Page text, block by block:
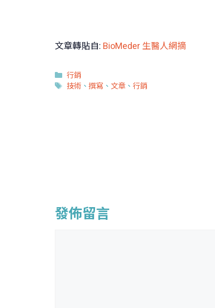
文章轉貼自: BioMeder 生醫人網摘
分
類
行銷
標
技術 、撰寫 、 文章 、行銷
發佈留言